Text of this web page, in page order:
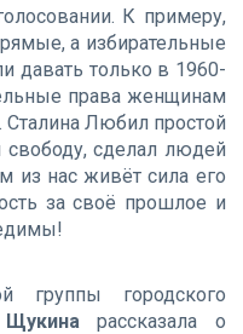
К примеру,
а избирательные
давать только в 1960-
права женщинам
Любил простой
сделал людей
из нас живёт сила его
за своё прошлое и
группы городского
рассказала о